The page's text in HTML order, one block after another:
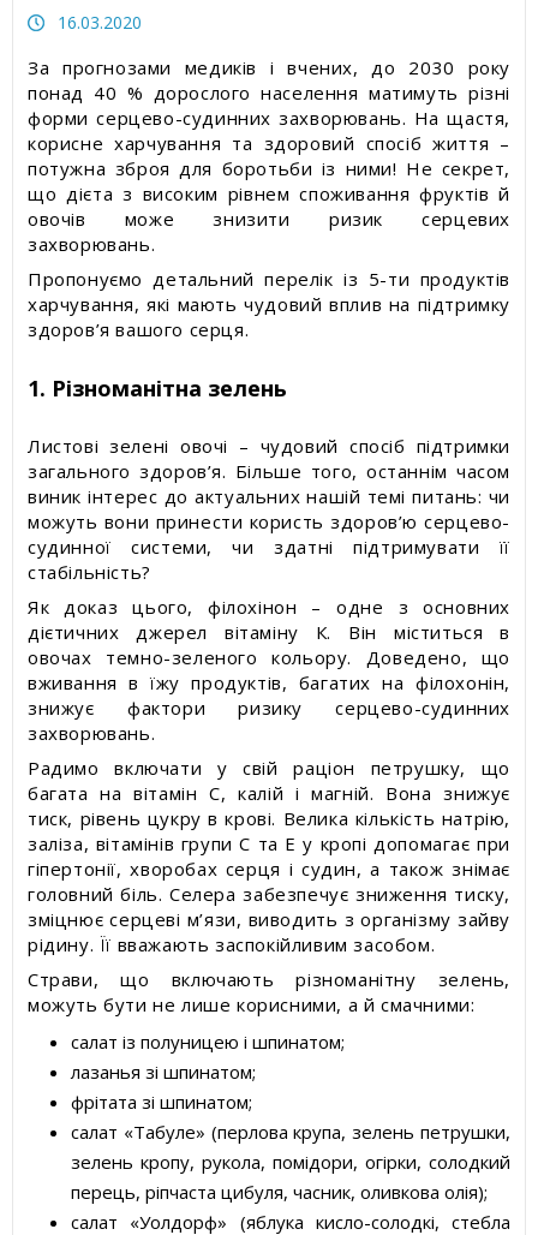
16.03.2020
За прогнозами медиків і вчених, до 2030 року
понад 40 % дорослого населення матимуть різні
форми серцево-судинних захворювань. На щастя,
корисне харчування та здоровий спосіб життя –
потужна зброя для боротьби із ними! Не секрет,
що дієта з високим рівнем споживання фруктів й
овочів може знизити ризик серцевих
захворювань.
Пропонуємо детальний перелік із 5-ти продуктів
харчування, які мають чудовий вплив на підтримку
здоров’я вашого серця.
1. Різноманітна зелень
Листові зелені овочі – чудовий спосіб підтримки
загального здоров’я. Більше того, останнім часом
виник інтерес до актуальних нашій темі питань: чи
можуть вони принести користь здоров’ю серцево-
судинної системи, чи здатні підтримувати її
стабільність?
Як доказ цього, філохінон – одне з основних
дієтичних джерел вітаміну К. Він міститься в
овочах темно-зеленого кольору. Доведено, що
вживання в їжу продуктів, багатих на філохонін,
знижує фактори ризику серцево-судинних
захворювань.
Радимо включати у свій раціон петрушку, що
багата на вітамін С, калій і магній. Вона знижує
тиск, рівень цукру в крові. Велика кількість натрію,
заліза, вітамінів групи С та Е у кропі допомагає при
гіпертонії, хворобах серця і судин, а також знімає
головний біль. Селера забезпечує зниження тиску,
зміцнює серцеві м’язи, виводить з організму зайву
рідину. Її вважають заспокійливим засобом.
Страви, що включають різноманітну зелень,
можуть бути не лише корисними, а й смачними:
салат із полуницею і шпинатом;
лазанья зі шпинатом;
фрітата зі шпинатом;
салат «Табуле» (перлова крупа, зелень петрушки,
зелень кропу, рукола, помідори, огірки, солодкий
перець, ріпчаста цибуля, часник, оливкова олія);
салат «Уолдорф» (яблука кисло-солодкі, стебла
Статті про товари та послуги
Статті про вимірювальні прилади
Прес-релізи, пост-релізи
Відеоновини